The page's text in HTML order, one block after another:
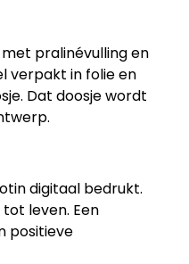
pralinévulling en
verpakt in folie en
Dat doosje wordt
digitaal bedrukt.
leven. Een
positieve